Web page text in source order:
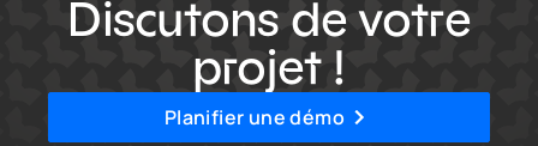
Discutons de votre
projet !
Planifier une démo